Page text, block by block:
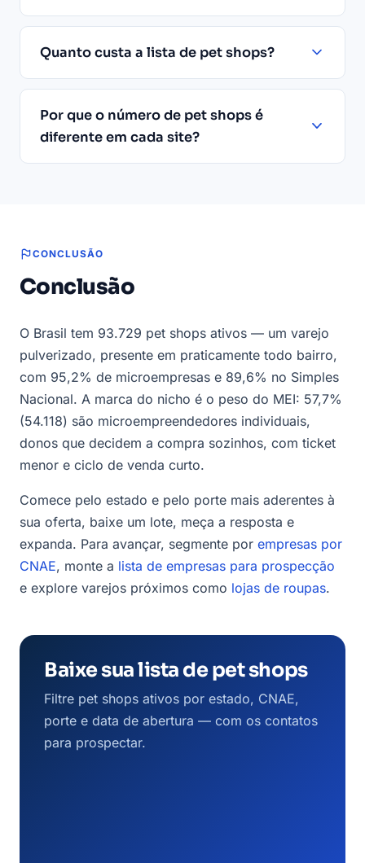
Quanto custa a lista de pet shops?
Por que o número de pet shops é
diferente em cada site?
CONCLUSÃO
Conclusão
O Brasil tem 93.729 pet shops ativos — um varejo
pulverizado, presente em praticamente todo bairro,
com 95,2% de microempresas e 89,6% no Simples
Nacional. A marca do nicho é o peso do MEI: 57,7%
(54.118) são microempreendedores individuais,
donos que decidem a compra sozinhos, com ticket
menor e ciclo de venda curto.
Comece pelo estado e pelo porte mais aderentes à
sua oferta, baixe um lote, meça a resposta e
expanda. Para avançar, segmente por empresas por
CNAE, monte a lista de empresas para prospecção
e explore varejos próximos como lojas de roupas.
Baixe sua lista de pet shops
Filtre pet shops ativos por estado, CNAE,
porte e data de abertura — com os contatos
para prospectar.